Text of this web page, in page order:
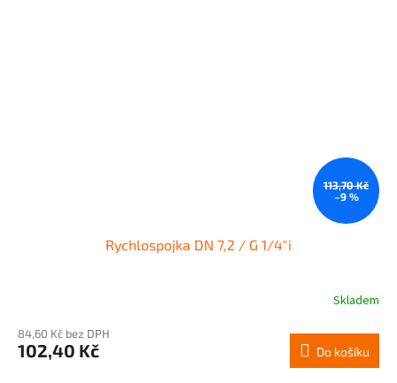
113,70 Kč
–9 %
Rychlospojka DN 7,2 / G 1/4"i
Skladem
84,60 Kč bez DPH
102,40 Kč Do košíku